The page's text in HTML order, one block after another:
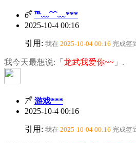
6# ℡﹏﹌﹏***
2025-10-4 00:16
引用: 我在 2025-10-04 00:16 完成签
我今天最想说:「 龙武我爱你~~ 」.
7# 游戏***
2025-10-4 00:16
引用: 我在 2025-10-04 00:16 完成签